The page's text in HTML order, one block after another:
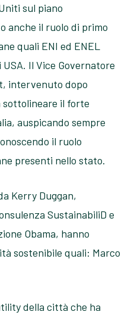
sul piano
anche il ruolo di primo
quali ENI ed ENEL
Il Vice Governatore
intervenuto dopo
sottolineare il forte
auspicando sempre
il ruolo
presenti nello stato.
Kerry Duggan,
SustainabiliD e
Obama, hanno
sostenibile quali: Marco
della città che ha